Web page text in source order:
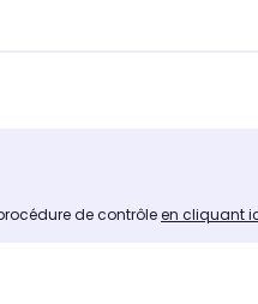
de contrôleen cliquant